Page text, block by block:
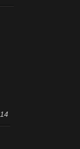
14